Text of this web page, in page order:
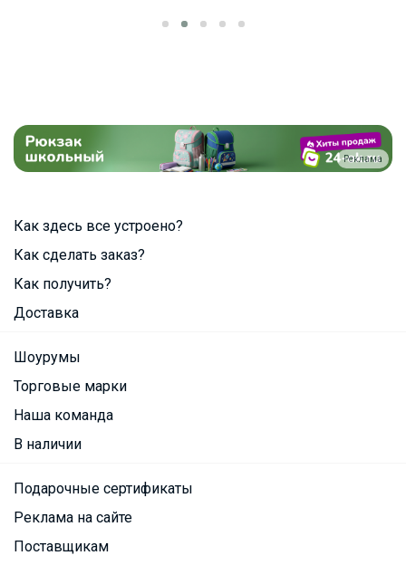
Реклама
Как здесь все устроено?
Как сделать заказ?
Как получить?
Доставка
Шоурумы
Торговые марки
Наша команда
В наличии
Подарочные сертификаты
Реклама на сайте
Поставщикам